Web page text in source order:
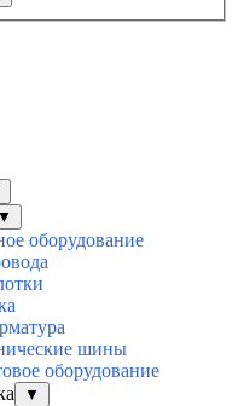
▼
оборудование
шины
оборудование
▼